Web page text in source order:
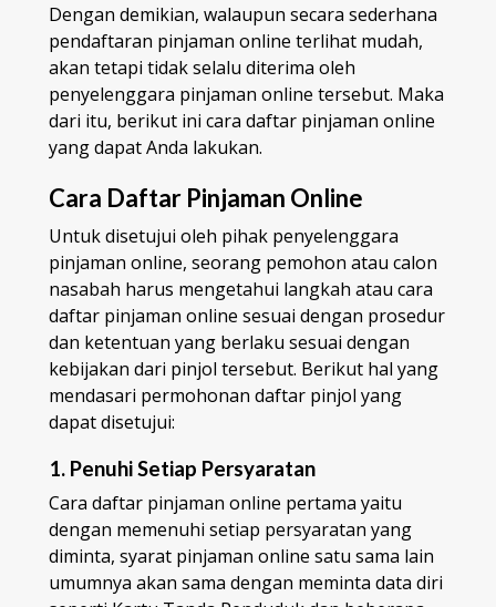
Dengan demikian, walaupun secara sederhana
pendaftaran pinjaman online terlihat mudah,
akan tetapi tidak selalu diterima oleh
penyelenggara pinjaman online tersebut. Maka
dari itu, berikut ini cara daftar pinjaman online
yang dapat Anda lakukan.
Cara Daftar Pinjaman Online
Untuk disetujui oleh pihak penyelenggara
pinjaman online, seorang pemohon atau calon
nasabah harus mengetahui langkah atau cara
daftar pinjaman online sesuai dengan prosedur
dan ketentuan yang berlaku sesuai dengan
kebijakan dari pinjol tersebut. Berikut hal yang
mendasari permohonan daftar pinjol yang
dapat disetujui:
1. Penuhi Setiap Persyaratan
Cara daftar pinjaman online pertama yaitu
dengan memenuhi setiap persyaratan yang
diminta, syarat pinjaman online satu sama lain
umumnya akan sama dengan meminta data diri